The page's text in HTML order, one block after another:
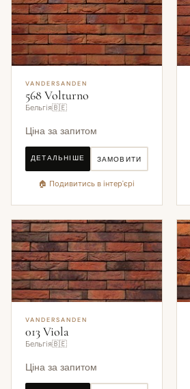
VANDERSANDEN
568 Volturno
Бельгія🇧🇪
Ціна за запитом
ДЕТАЛЬНІШЕ ЗАМОВИТИ
🏠 Подивитись в інтер'єрі
VANDERSANDEN
013 Viola
Бельгія🇧🇪
Ціна за запитом